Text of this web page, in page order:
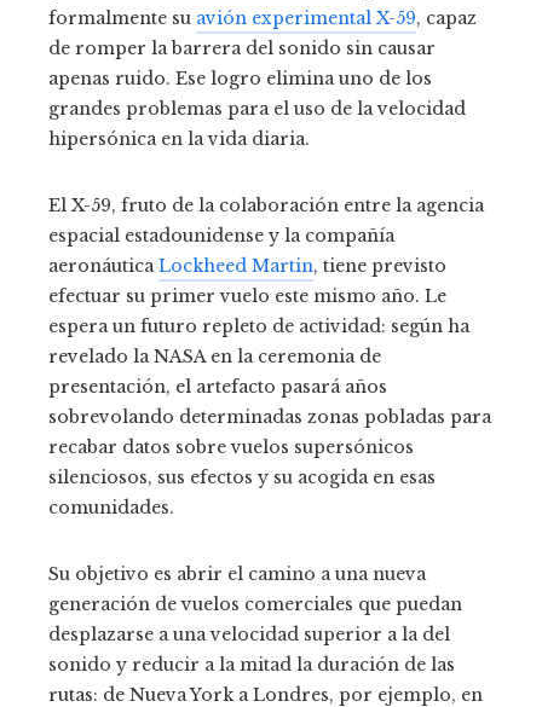
formalmente su avión experimental X-59, capaz
de romper la barrera del sonido sin causar
apenas ruido. Ese logro elimina uno de los
grandes problemas para el uso de la velocidad
hipersónica en la vida diaria.
El X-59, fruto de la colaboración entre la agencia
espacial estadounidense y la compañía
aeronáuticaLockheed Martin, tiene previsto
efectuar su primer vuelo este mismo año. Le
espera un futuro repleto de actividad: según ha
revelado la NASA en la ceremonia de
presentación, el artefacto pasará años
sobrevolando determinadas zonas pobladas para
recabar datos sobre vuelos supersónicos
silenciosos, sus efectos y su acogida en esas
comunidades.
Su objetivo es abrir el camino a una nueva
generación de vuelos comerciales que puedan
desplazarse a una velocidad superior a la del
sonido y reducir a la mitad la duración de las
rutas: de Nueva York a Londres, por ejemplo, en